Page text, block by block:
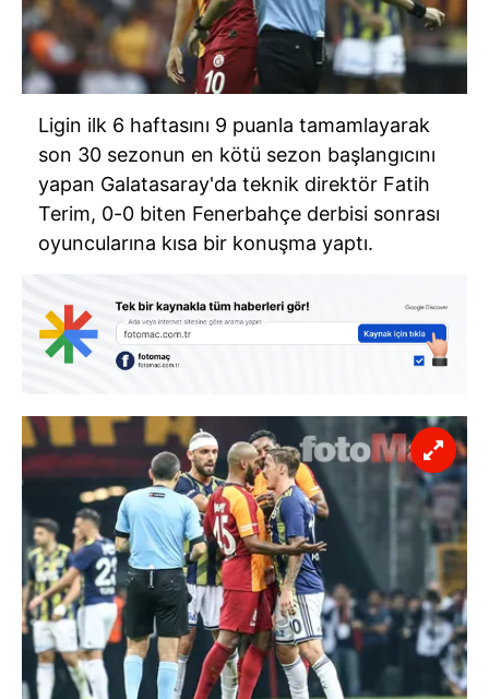
Ligin ilk 6 haftasını 9 puanla tamamlayarak
son 30 sezonun en kötü sezon başlangıcını
yapan Galatasaray'da teknik direktör Fatih
Terim, 0-0 biten Fenerbahçe derbisi sonrası
oyuncularına kısa bir konuşma yaptı.